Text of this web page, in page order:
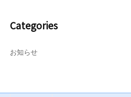
Categories
お知らせ